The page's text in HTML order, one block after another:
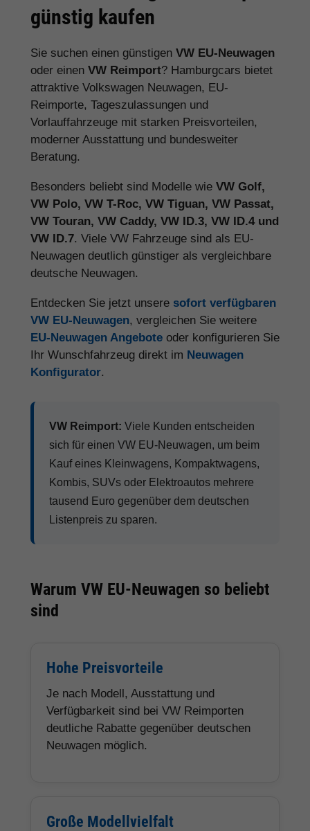
günstig kaufen
Sie suchen einen günstigen VW EU-Neuwagen
oder einen VW Reimport? Hamburgcars bietet
attraktive Volkswagen Neuwagen, EU-
Reimporte, Tageszulassungen und
Vorlauffahrzeuge mit starken Preisvorteilen,
moderner Ausstattung und bundesweiter
Beratung.
Besonders beliebt sind Modelle wie VW Golf,
VW Polo, VW T-Roc, VW Tiguan, VW Passat,
VW Touran, VW Caddy, VW ID.3, VW ID.4 und
VW ID.7. Viele VW Fahrzeuge sind als EU-
Neuwagen deutlich günstiger als vergleichbare
deutsche Neuwagen.
Entdecken Sie jetzt unsere sofort verfügbaren
VW EU-Neuwagen, vergleichen Sie weitere
EU-Neuwagen Angebote oder konfigurieren Sie
Ihr Wunschfahrzeug direkt im Neuwagen
Konfigurator.
VW Reimport: Viele Kunden entscheiden
sich für einen VW EU-Neuwagen, um beim
Kauf eines Kleinwagens, Kompaktwagens,
Kombis, SUVs oder Elektroautos mehrere
tausend Euro gegenüber dem deutschen
Listenpreis zu sparen.
Warum VW EU-Neuwagen so beliebt
sind
Hohe Preisvorteile
Je nach Modell, Ausstattung und
Verfügbarkeit sind bei VW Reimporten
deutliche Rabatte gegenüber deutschen
Neuwagen möglich.
Große Modellvielfalt